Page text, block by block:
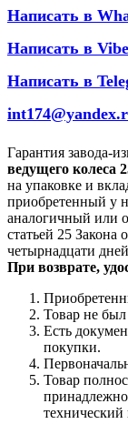
Написать в
Написать в
Написать в
Гарантия завода-
ведущего колеса
на упаковке и
приобретенный у
аналогичный или
статьей 25 Закона
четырнадцати
При возврате,
Товар не
Есть
покупки.
Товар